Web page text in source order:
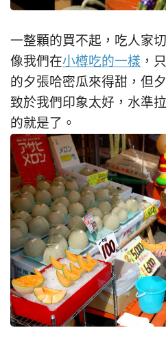
一整顆的買不起，吃人家
像我們在小樽吃的一樣 ，
的夕張哈密瓜來得甜，但
致於我們印象太好，水準
的就是了。